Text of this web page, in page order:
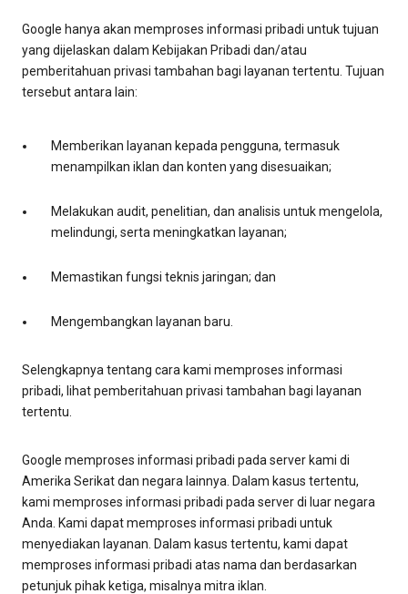
Google hanya akan memproses informasi pribadi untuk tujuan
yang dijelaskan dalam Kebijakan Pribadi dan/atau
pemberitahuan privasi tambahan bagi layanan tertentu. Tujuan
tersebut antara lain:
Memberikan layanan kepada pengguna, termasuk
menampilkan iklan dan konten yang disesuaikan;
Melakukan audit, penelitian, dan analisis untuk mengelola,
melindungi, serta meningkatkan layanan;
Memastikan fungsi teknis jaringan; dan
Mengembangkan layanan baru.
Selengkapnya tentang cara kami memproses informasi
pribadi, lihat pemberitahuan privasi tambahan bagi layanan
tertentu.
Google memproses informasi pribadi pada server kami di
Amerika Serikat dan negara lainnya. Dalam kasus tertentu,
kami memproses informasi pribadi pada server di luar negara
Anda. Kami dapat memproses informasi pribadi untuk
menyediakan layanan. Dalam kasus tertentu, kami dapat
memproses informasi pribadi atas nama dan berdasarkan
petunjuk pihak ketiga, misalnya mitra iklan.